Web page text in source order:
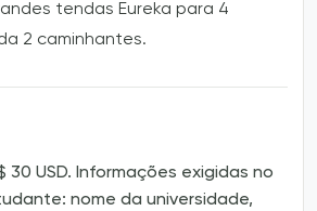
tendas Eureka para 4
2 caminhantes.
30 USD. Informações exigidas no
nome da universidade,